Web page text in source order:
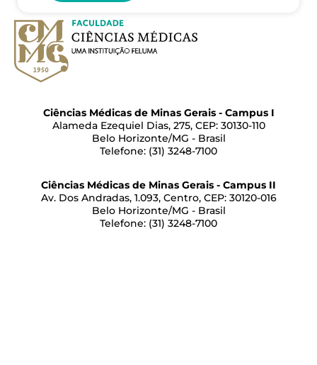
Ciências Médicas de Minas Gerais - Campus I
Alameda Ezequiel Dias, 275, CEP: 30130-110
Belo Horizonte/MG - Brasil
Telefone: (31) 3248-7100
Ciências Médicas de Minas Gerais - Campus II
Av. Dos Andradas, 1.093, Centro, CEP: 30120-016
Belo Horizonte/MG - Brasil
Telefone: (31) 3248-7100